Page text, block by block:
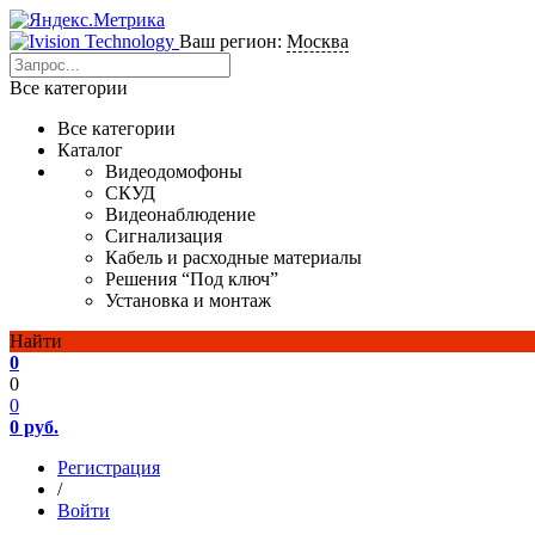
Ваш регион: Москва
Все категории
Все категории
Каталог
Видеодомофоны
СКУД
Видеонаблюдение
Сигнализация
Кабель и расходные материалы
Решения “Под ключ”
Установка и монтаж
Найти
0
0
0
0 руб.
Регистрация
/
Войти